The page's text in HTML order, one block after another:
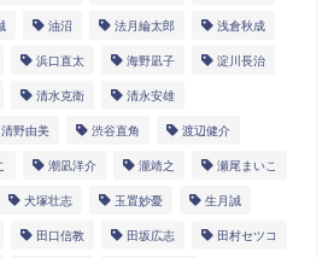
油沼 法月綸太郎 浅倉秋成
浜口直太 海野凪子 淀川長治
清水克衛 清永安雄
清野由美 渋谷直角 渡辺健介
潮凪洋介 瀧靖之 瀬尾まいこ
犬塚壮志 玉置妙憂 生月誠
田口信教 田坂広志 田村セツコ